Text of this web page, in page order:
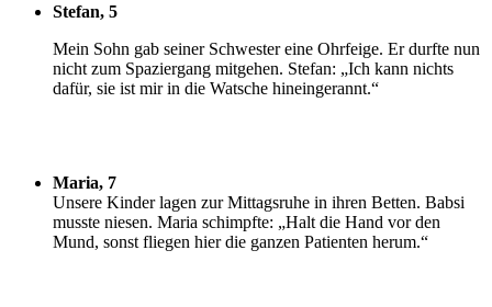
Stefan, 5
Mein Sohn gab seiner Schwester eine Ohrfeige. Er durfte nun
nicht zum Spaziergang mitgehen. Stefan: „Ich kann nichts
dafür, sie ist mir in die Watsche hineingerannt.“
Maria, 7
Unsere Kinder lagen zur Mittagsruhe in ihren Betten. Babsi
musste niesen. Maria schimpfte: „Halt die Hand vor den
Mund, sonst fliegen hier die ganzen Patienten herum.“